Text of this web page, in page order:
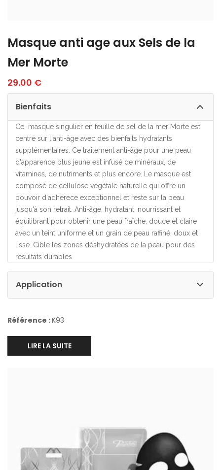
Masque anti age aux Sels de la
Mer Morte
29.00 €
Bienfaits
Ce masque singulier en feuille de sel de la mer Morte est
centré sur l'anti-âge avec des bienfaits hydratants
supplémentaires. Ce traitement anti-âge pour une peau
d'apparence plus jeune est infusé de minéraux, de
vitamines, de nutriments et plus encore. Le masque est
composé de cellulose végétale naturelle qui offre un
pouvoir d'adhérece exceptionnel et reste sur la peau
jusqu'à son retrait. Anti-âge, hydratant, nourrissant et
équilibrant pour obtenir une peau fraîche, douce et claire
avec un teint uniforme et un grain de peau raffiné, doux et
lisse. Cible les zones déshydratées de la peau pour des
résultats durables
Application
Référence :K93
LIRE LA SUITE